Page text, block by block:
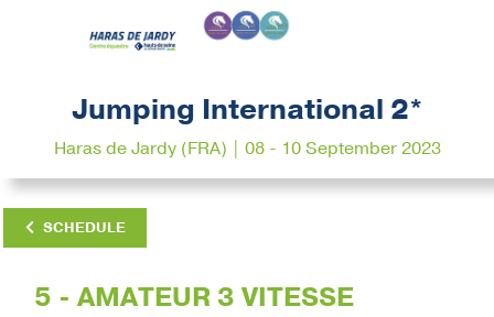
Jumping International 2*
Haras de Jardy (FRA) | 08 - 10 September 2023
SCHEDULE
5 - AMATEUR 3 VITESSE